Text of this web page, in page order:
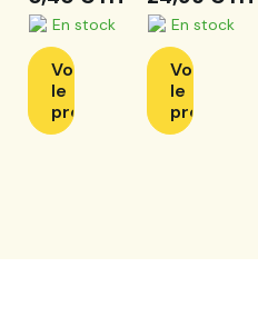
- le mètre
En stock
Voir
le
produit
longue
zinguée -
cube de
25m
En stock
Voir
le
produit